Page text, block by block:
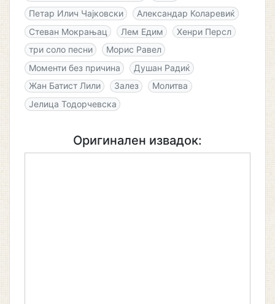
Петар Илич Чајковски
Александар Коларевиќ
Стеван Мокрањац
Лем Едим
Хенри Персл
три соло песни
Морис Равел
Моменти без причина
Душан Радиќ
Жан Батист Лили
Залез
Молитва
Јелица Тодорчевска
Оригинален извадок: